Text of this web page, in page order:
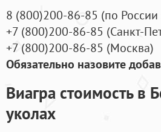
8 (800)200-86-85 (по
+7 (800)200-86-85 (Санкт-
+7 (800)200-86-85 (Москва)
Обязательно назовите
Виагра стоимость в
уколах